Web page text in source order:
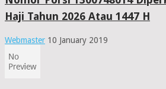
Haji Tahun 2026 Atau 1447 H
Webmaster 10 January 2019